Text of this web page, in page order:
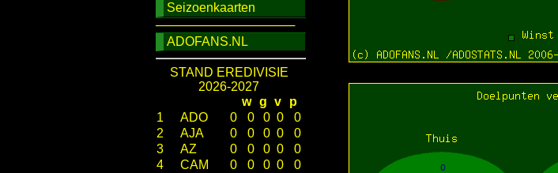
Seizoenkaarten
────────────────
ADOFANS.NL
STAND EREDIVISIE
2026-2027
w g v
p
1
ADO 0 0 0 0
0
2
AJA 0 0 0 0
0
3
AZ 0 0 0 0
0
4
CAM 0 0 0 0
0